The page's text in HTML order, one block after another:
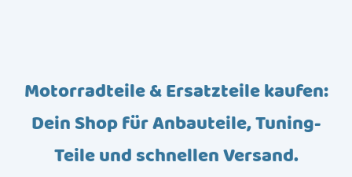
Motorradteile & Ersatzteile kaufen:
Dein Shop für Anbauteile, Tuning-
Teile und schnellen Versand.